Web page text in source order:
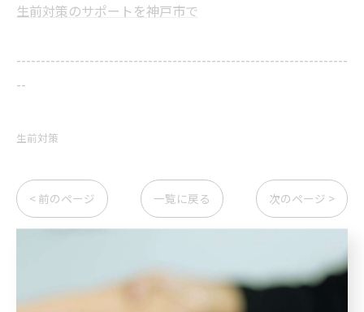
生前対策のサポートを神戸市で
--------------------------------------------------------------------
--
生前対策
< 前のページ 一覧に戻る 次のページ >
関連タグ